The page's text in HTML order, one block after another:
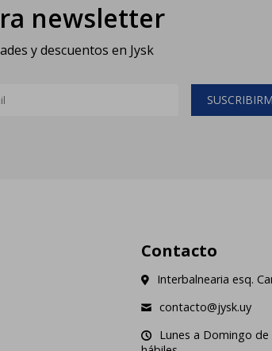
newsletter
y descuentos en Jysk
Contacto
Interbalnearia esq.
contacto@jysk.uy
Lunes a Domingo de